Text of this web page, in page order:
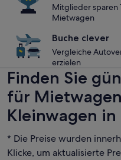
Mitglieder sparen
Mietwagen
Buche clever
Vergleiche
erzielen
Finden Sie
für
Kleinwagen in
* Die Preise wurden
Klicke, um aktualisierte